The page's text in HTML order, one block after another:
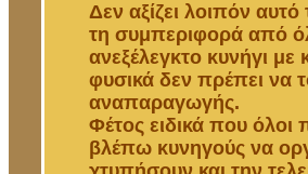
Δεν αξίζει λοιπόν
τη συμπεριφορά από
ανεξέλεγκτο κυνήγι με
φυσικά δεν πρέπει να
αναπαραγωγής.
Φέτος ειδικά που όλοι
βλέπω κυνηγούς να